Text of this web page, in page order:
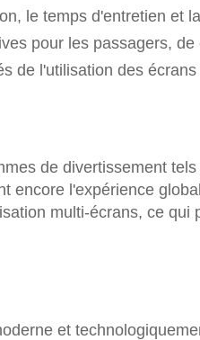
le temps d'entretien et
pour les passagers,
de l'utilisation des
de divertissement
encore l'expérience
multi-écrans, ce qui
et